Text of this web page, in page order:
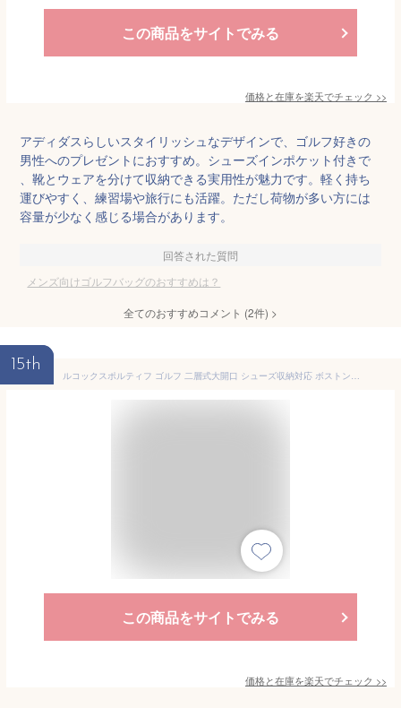
この商品をサイトでみる
価格と在庫を楽天でチェック >>
アディダスらしいスタイリッシュなデザインで、ゴルフ好きの
男性へのプレゼントにおすすめ。シューズインポケット付きで
、靴とウェアを分けて収納できる実用性が魅力です。軽く持ち
運びやすく、練習場や旅行にも活躍。ただし荷物が多い方には
容量が少なく感じる場合があります。
回答された質問
メンズ向けゴルフバッグのおすすめは？
全てのおすすめコメント (2件) >
15th
ルコックスポルティフ ゴルフ 二層式大開口 シューズ収納対応 ボストンバッグ LG6SBB00M ゴルフバッグ 2026年モデル le coq sportif GOLF おしゃれ ブランド メンズ
この商品をサイトでみる
価格と在庫を楽天でチェック >>